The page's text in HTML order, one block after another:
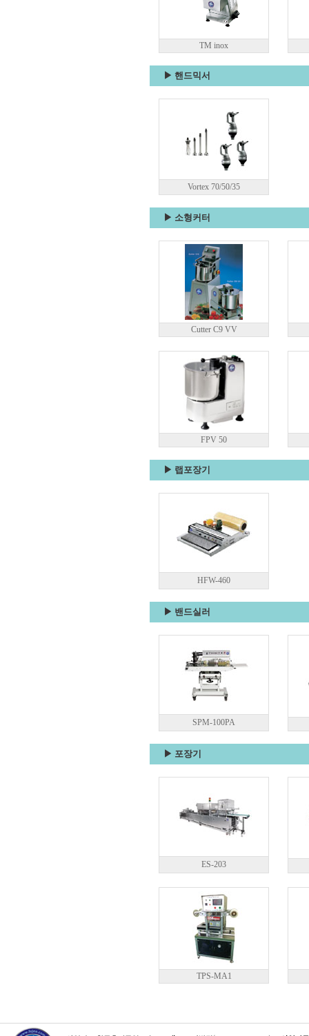
TM inox
▶ 핸드믹서
Vortex 70/50/35
▶ 소형커터
Cutter C9 VV
FPV 50
▶ 랩포장기
HFW-460
▶ 밴드실러
SPM-100PA
▶ 포장기
ES-203
TPS-MA1